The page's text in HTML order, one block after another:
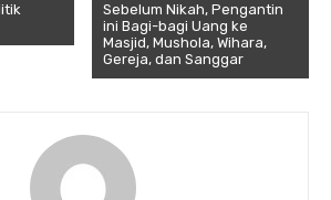
Sebelum Nikah, Pengantin
ini Bagi-bagi Uang ke
Masjid, Mushola, Wihara,
Gereja, dan Sanggar